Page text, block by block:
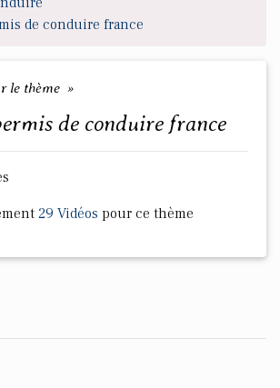
de conduire france
le thème »
de conduire france
29 Vidéos pour ce thème